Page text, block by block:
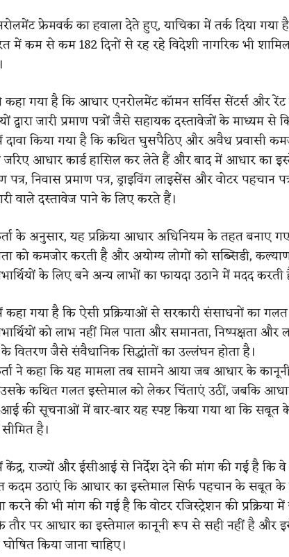
फ्रेमवर्क का हवाला देते हुए, याचिका में तर्क दिया गया
में कम से कम 182 दिनों से रह रहे विदेशी नागरिक भी
गया है कि आधार एनरोलमेंट कॉमन सर्विस सेंटर्स और रेंट
द्वारा जारी प्रमाण पत्रों जैसे सहायक दस्तावेजों के माध्यम से
दावा किया गया है कि कथित घुसपैठिए और अवैध प्रवासी
आधार कार्ड हासिल कर लेते हैं और बाद में आधार का
पत्र, निवास प्रमाण पत्र, ड्राइविंग लाइसेंस और वोटर पहचान
वाले दस्तावेज पाने के लिए करते हैं।
के अनुसार, यह प्रक्रिया आधार अधिनियम के तहत बनाए
को कमजोर करती है और अयोग्य लोगों को सब्सिडी,
के लिए बने अन्य लाभों का फायदा उठाने में मदद करती
कहा गया है कि ऐसी प्रक्रियाओं से सरकारी संसाधनों का
को लाभ नहीं मिल पाता और समानता, निष्पक्षता और
वितरण जैसे संवैधानिक सिद्धांतों का उल्लंघन होता है।
ने कहा कि यह मामला तब सामने आया जब आधार के
कथित गलत इस्तेमाल को लेकर चिंताएं उठीं, जबकि
की सूचनाओं में बार-बार यह स्पष्ट किया गया था कि सबूत
है।
केंद्र, राज्यों और ईसीआई से निर्देश देने की मांग की गई है
कदम उठाएं कि आधार का इस्तेमाल सिर्फ पहचान के सबूत के
करने की भी मांग की गई है कि वोटर रजिस्ट्रेशन की प्रक्रिया
पर आधार का इस्तेमाल कानूनी रूप से सही नहीं है और
घोषित किया जाना चाहिए।